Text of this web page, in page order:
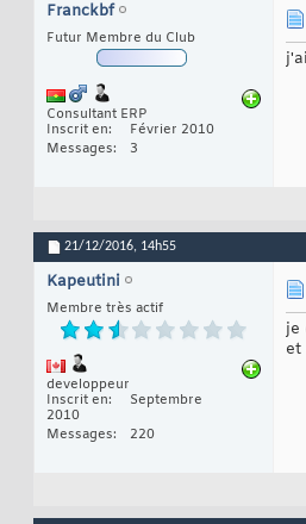
Franckbf
Futur Membre du Club
Consultant ERP
Inscrit en
Février 2010
Messages
3
21/12/2016, 14h55
Kapeutini
Membre très actif
developpeur
Inscrit en
Septembre
2010
Messages
220
je
et